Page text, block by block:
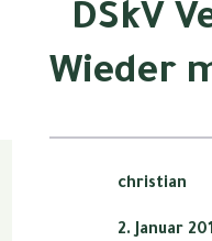
DSkV
Wieder
christian
2. Januar